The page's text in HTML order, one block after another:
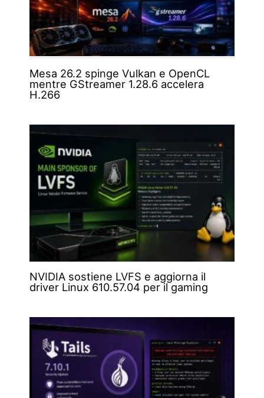
Mesa 26.2 spinge Vulkan e OpenCL
mentre GStreamer 1.28.6 accelera
H.266
NVIDIA sostiene LVFS e aggiorna il
driver Linux 610.57.04 per il gaming